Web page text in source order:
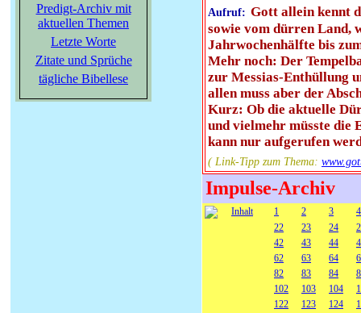
Predigt-Archiv mit
aktuellen Themen
Letzte Worte
Zitate und Sprüche
tägliche Bibellese
Aufruf: Gott allein kennt
sowie vom dürren Land,
Jahrwochenhälfte bis
Mehr noch: Der
zur Messias-Enthüllung
allen muss aber der
Kurz: Ob die aktuelle
und vielmehr müsste die
kann nur aufgerufen
( Link-Tipp zum Thema:
Impulse-Archiv
Inhalt 1 2 3
4
22
23 24
42
43 44
62
63 64
82
83 84
102
103 104
122
123 124